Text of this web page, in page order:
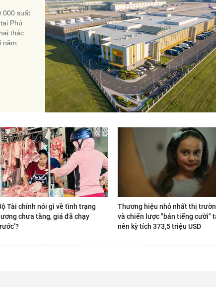
suất
Phú
thác
năm.
Tài chính nói gì về tình trạng
chưa tăng, giá đã chạy
Thương hiệu nhỏ nhất thị
và chiến lược "bán tiếng cười"
nên kỳ tích 373,5 triệu USD